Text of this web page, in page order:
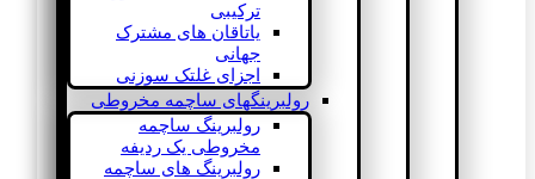
ترکیبی
یاتاقان های مشترک
جهانی
اجزای غلتک سوزنی
رولبرینگهای ساچمه مخروطی
رولبرینگ ساچمه
مخروطی یک ردیفه
رولبرینگ های ساچمه